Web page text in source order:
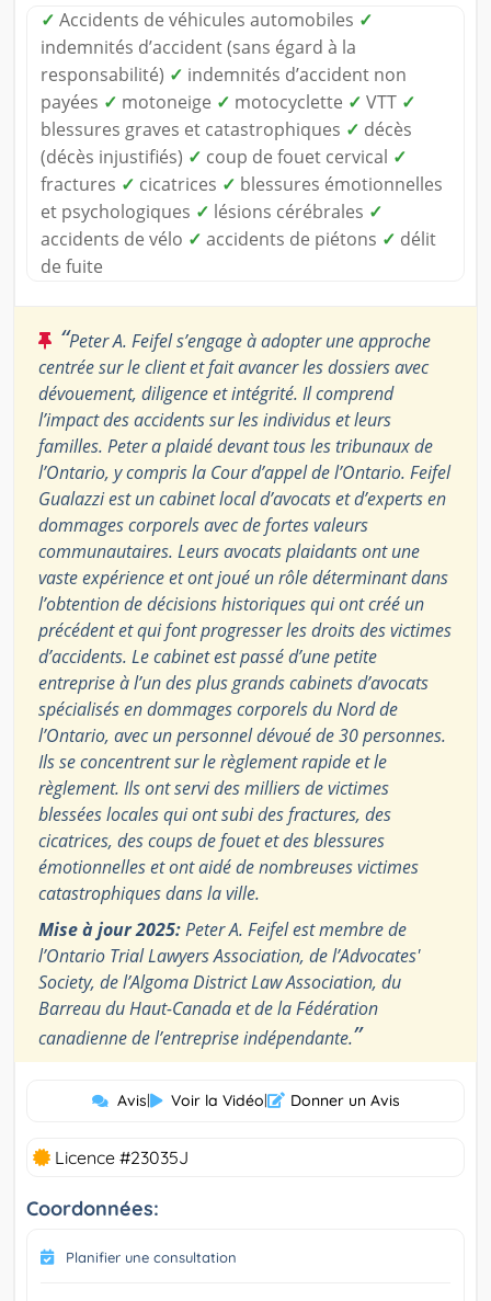
✓ Accidents de véhicules automobiles ✓
indemnités d’accident (sans égard à la
responsabilité) ✓ indemnités d’accident non
payées ✓ motoneige ✓ motocyclette ✓ VTT ✓
blessures graves et catastrophiques ✓ décès
(décès injustifiés) ✓ coup de fouet cervical ✓
fractures ✓ cicatrices ✓ blessures émotionnelles
et psychologiques ✓ lésions cérébrales ✓
accidents de vélo ✓ accidents de piétons ✓ délit
de fuite
“Peter A. Feifel s’engage à adopter une approche
centrée sur le client et fait avancer les dossiers avec
dévouement, diligence et intégrité. Il comprend
l’impact des accidents sur les individus et leurs
familles. Peter a plaidé devant tous les tribunaux de
l’Ontario, y compris la Cour d’appel de l’Ontario. Feifel
Gualazzi est un cabinet local d’avocats et d’experts en
dommages corporels avec de fortes valeurs
communautaires. Leurs avocats plaidants ont une
vaste expérience et ont joué un rôle déterminant dans
l’obtention de décisions historiques qui ont créé un
précédent et qui font progresser les droits des victimes
d’accidents. Le cabinet est passé d’une petite
entreprise à l’un des plus grands cabinets d’avocats
spécialisés en dommages corporels du Nord de
l’Ontario, avec un personnel dévoué de 30 personnes.
Ils se concentrent sur le règlement rapide et le
règlement. Ils ont servi des milliers de victimes
blessées locales qui ont subi des fractures, des
cicatrices, des coups de fouet et des blessures
émotionnelles et ont aidé de nombreuses victimes
catastrophiques dans la ville.
Mise à jour 2025:Peter A. Feifel est membre de
l’Ontario Trial Lawyers Association, de l’Advocates'
Society, de l’Algoma District Law Association, du
Barreau du Haut-Canada et de la Fédération
canadienne de l’entreprise indépendante.”
Avis| Voir la Vidéo| Donner un Avis
Licence #23035J
Coordonnées:
Planifier une consultation